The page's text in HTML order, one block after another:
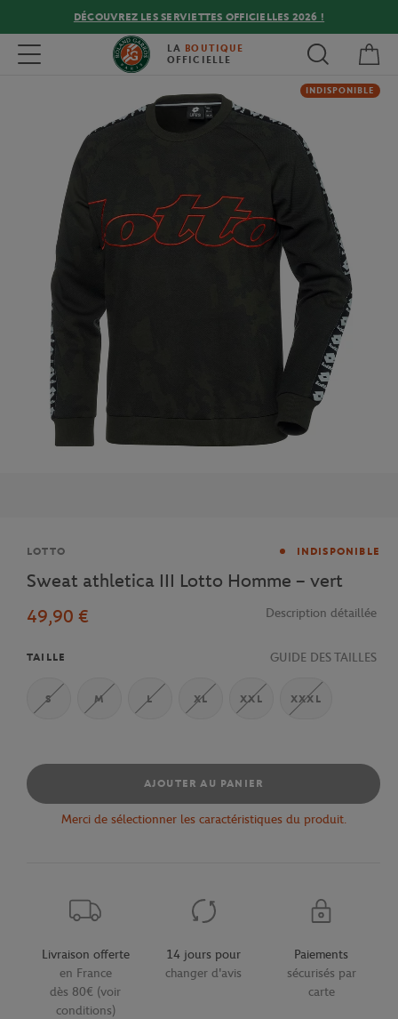
DÉCOUVREZ LES SERVIETTES OFFICIELLES 2026 !
Toggle navigation LA BOUTIQUE
OFFICIELLE
INDISPONIBLE
Marque
LOTTO INDISPONIBLE
Sweat athletica III Lotto Homme – vert
49,90 €
Description détaillée
TAILLE GUIDE DES TAILLES
S M L XL XXL XXXL
AJOUTER AU PANIER
Merci de sélectionner les caractéristiques du produit.
Livraison offerte
en France
dès 80€ (voir
conditions)
14 jours pour
changer d'avis
Paiements
sécurisés par
carte